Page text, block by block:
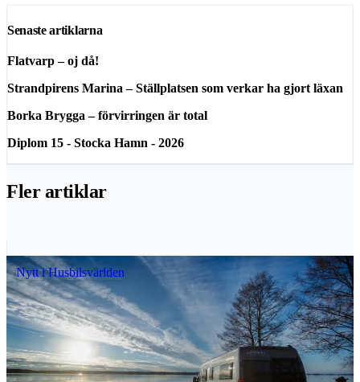
Senaste artiklarna
Flatvarp – oj då!
Strandpirens Marina – Ställplatsen som verkar ha gjort läxan
Borka Brygga – förvirringen är total
Diplom 15 - Stocka Hamn - 2026
Fler artiklar
Nytt i Husbilsvärlden